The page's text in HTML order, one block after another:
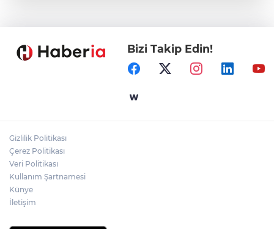
Eskişehir'de kırsal mahallelere yeni su
Antalya Büyükşehir’den Kemer’e çevre
Bizi Takip Edin!
Gizlilik Politikası
Çerez Politikası
Veri Politikası
Kullanım Şartnamesi
Künye
İletişim